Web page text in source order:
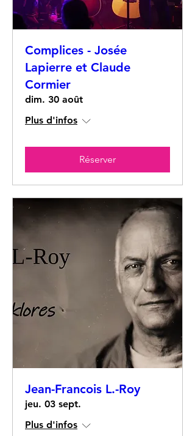
Complices - Josée
Lapierre et Claude
Cormier
dim. 30 août
Plus d'infos
Réserver
Jean-Francois L.-Roy
jeu. 03 sept.
Plus d'infos